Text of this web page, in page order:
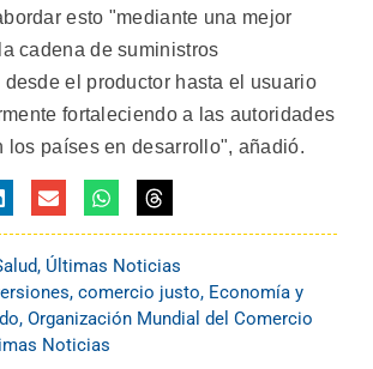
esto "mediante una mejor
cadena de suministros
desde el productor hasta el usuario
fortaleciendo a las autoridades
los países en desarrollo", añadió.
, Últimas Noticias
, comercio justo, Economía y
, Organización Mundial del Comercio
Noticias